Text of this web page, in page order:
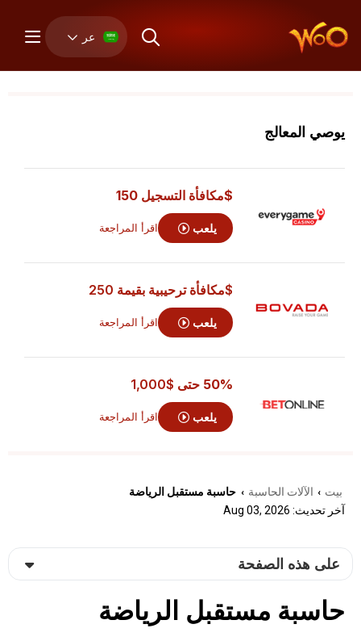
عر
يوصي المعالج
$مكافأة التسجيل 150
يلعب اقرأ المراجعة
$مكافأة ترحيبية بقيمة 250
يلعب اقرأ المراجعة
50% حتى $1,000
يلعب اقرأ المراجعة
بيت › الآلات الحاسبة › حاسبة مستقبل الرياضة
آخر تحديث: Aug 03, 2026
على هذه الصفحة
حاسبة مستقبل الرياضة